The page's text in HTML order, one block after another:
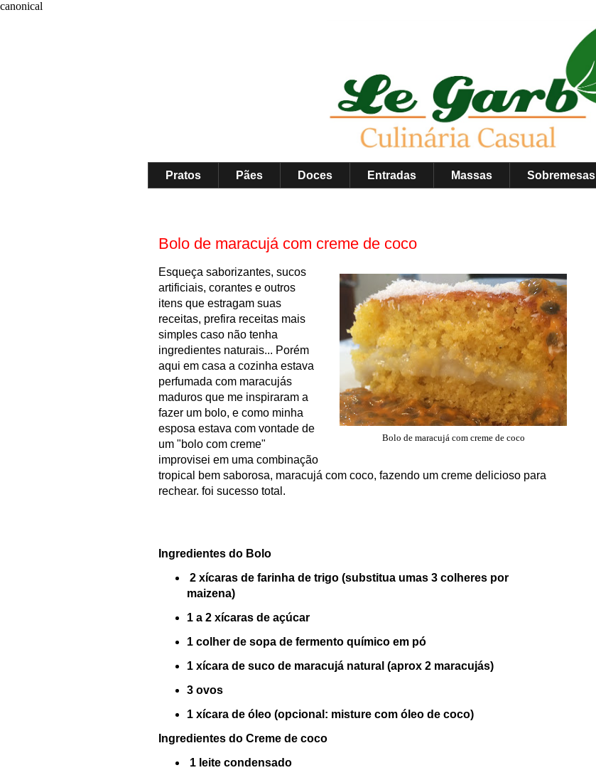
canonical
Pratos Pães Doces Entradas Massas Sobremesas
Bolo de maracujá com creme de coco
Bolo de maracujá com creme de coco
Esqueça saborizantes, sucos
artificiais, corantes e outros
itens que estragam suas
receitas, prefira receitas mais
simples caso não tenha
ingredientes naturais... Porém
aqui em casa a cozinha estava
perfumada com maracujás
maduros que me inspiraram a
fazer um bolo, e como minha
esposa estava com vontade de
um "bo lo com creme"
improvisei em uma combinação
tropical bem saborosa, maracujá com coco, fazendo um creme delicioso para
rechear. foi sucesso total.
Ingredientes do Bolo
2 xícaras de farinha de trigo (substitua umas 3 colheres por
maizena)
1 a 2 xícaras de açúcar
1 colher de sopa de fermento químico em pó
1 xícara de suco de maracujá natural (aprox 2 maracujás)
3 ovos
1 xícara de óleo (opcional : misture com óleo de coco)
Ingredientes do Creme de coco
1 leite condensado